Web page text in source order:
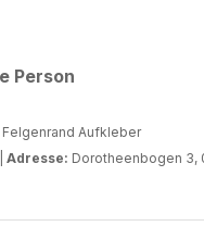
Person
Aufkleber
Adresse: Dorotheenbogen 3,